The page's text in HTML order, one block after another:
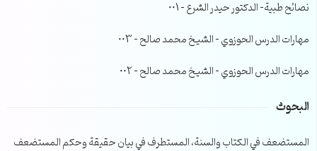
نصائح طبية- الدكتور حيدر الشرع – 001
مهارات الدرس الحوزوي – الشيخ محمد صالح – 003
مهارات الدرس الحوزوي – الشيخ محمد صالح – 002
البحوث
المستضعف في الكتاب والسنة، المستطرف في بيان حقيقة وحكم المستضعف